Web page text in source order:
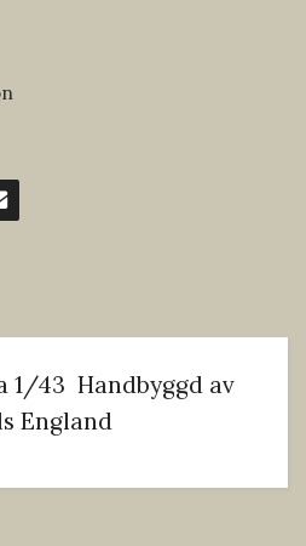
1/43 Handbyggd av
England